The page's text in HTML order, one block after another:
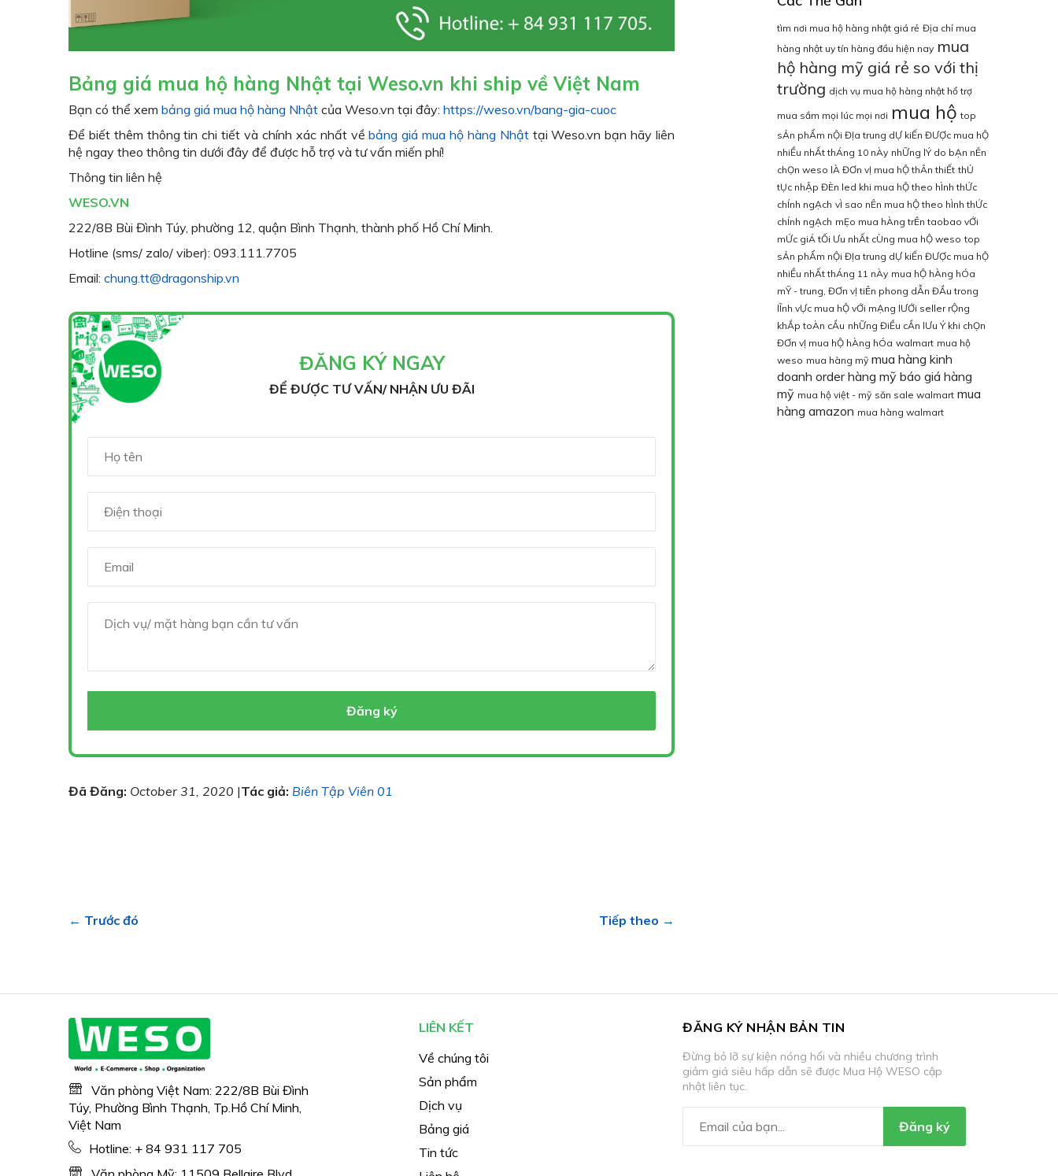
Bảng giá mua hộ hàng Nhật tại Weso.vn khi ship về Việt Nam
Bạn có thể xem bảng giá mua hộ hàng Nhật của Weso.vn tại đây: https://weso.vn/bang-gia-cuoc
Để biết thêm thông tin chi tiết và chính xác nhất vềbảng giá mua hộ hàng Nhậttại Weso.vn bạn hãy liên
hệ ngay theo thông tin dưới đây để được hỗ trợ và tư vấn miến phí!
Thông tin liên hệ
WESO.VN
222/8B Bùi Đình Túy, phường 12, quận Bình Thạnh, thành phố Hồ Chí Minh.
Hotline (sms/ zalo/ viber): 093.111.7705
Email: chung.tt@dragonship.vn
ĐĂNG KÝ NGAY
ĐỂ ĐƯỢC TƯ VẤN/ NHẬN ƯU ĐÃI
Đăng ký
Đã Đăng: October 31, 2020 |Tác giả: Biên Tập Viên 01
← Trước đó Tiếp theo →
tìm nơi mua hộ hàng nhật giá rẻ Địa chỉ mua
hàng nhật uy tín hàng đầu hiện nay mua
hộ hàng mỹ giá rẻ so với thị
trường dịch vụ mua hộ hàng nhật hổ trợ
mua sắm mọi lúc mọi nơi mua hộ top
sẢn phẨm nỘi ĐỊa trung dỰ kiẾn ĐƯỢc mua hỘ
nhiỀu nhẤt thÁng 10 nÀy nhỮng lÝ do bẠn nÊn
chỌn weso lÀ ĐƠn vỊ mua hỘ thÂn thiẾt thỦ
tỤc nhẬp ĐÈn led khi mua hỘ theo hÌnh thỨc
chÍnh ngẠch vÌ sao nÊn mua hỘ theo hÌnh thỨc
chÍnh ngẠch mẸo mua hÀng trÊn taobao vỚi
mỨc giÁ tỐi Ưu nhẤt cÙng mua hỘ weso top
sẢn phẨm nỘi ĐỊa trung dỰ kiẾn ĐƯỢc mua hỘ
nhiỀu nhẤt thÁng 11 nÀy mua hỘ hÀng hÓa
mỸ - trung, ĐƠn vỊ tiÊn phong dẪn ĐẦu trong
lĨnh vỰc mua hỘ vỚi mẠng lƯỚi seller rỘng
khẮp toÀn cẦu nhỮng ĐiỀu cẦn lƯu Ý khi chỌn
ĐƠn vỊ mua hỘ hÀng hÓa walmart mua hộ
weso mua hàng mỹ mua hàng kinh
doanh order hàng mỹ báo giá hàng
mỹ mua hộ việt - mỹ săn sale walmart mua
hàng amazon mua hàng walmart
Văn phòng Việt Nam: 222/8B Bùi Đình
Túy, Phường Bình Thạnh, Tp.Hồ Chí Minh,
Việt Nam
Hotline: + 84 931 117 705
LIÊN KẾT
Về chúng tôi
Sản phẩm
Dịch vụ
Bảng giá
Tin tức
ĐĂNG KÝ NHẬN BẢN TIN
Đừng bỏ lỡ sự kiện nóng hổi và nhiều chương trình
giảm giá siêu hấp dẫn sẽ được Mua Hộ WESO cập
nhật liên tục.
Đăng ký